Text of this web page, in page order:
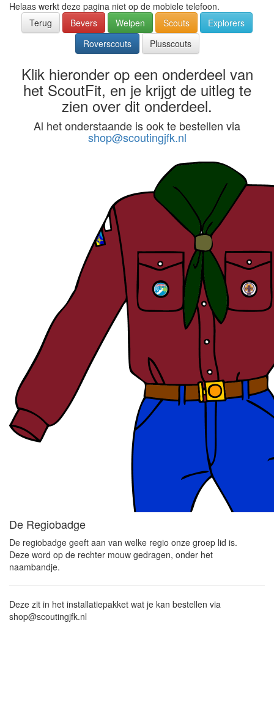
Helaas werkt deze pagina niet op de mobiele telefoon.
Terug
Bevers Welpen Scouts
Explorers
Roverscouts
Plusscouts
Klik hieronder op een onderdeel van
het ScoutFit, en je krijgt de uitleg te
zien over dit onderdeel.
Al het onderstaande is ook te bestellen via
shop@scoutingjfk.nl
De Regiobadge
De regiobadge geeft aan van welke regio onze groep lid is.
Deze word op de rechter mouw gedragen, onder het
naambandje.
Deze zit in het installatiepakket wat je kan bestellen via
shop@scoutingjfk.nl